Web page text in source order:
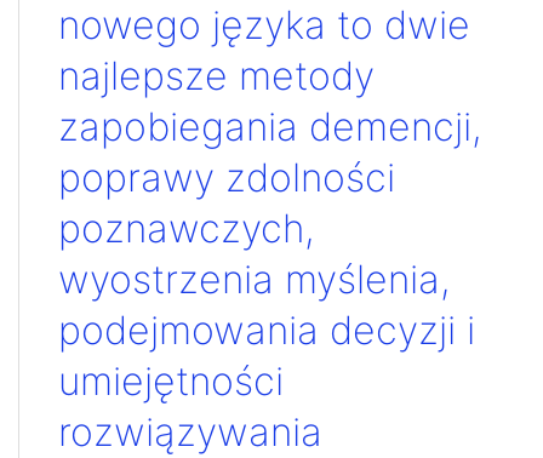
nowego języka to dwie
najlepsze metody
zapobiegania demencji,
poprawy zdolności
poznawczych,
wyostrzenia myślenia,
podejmowania decyzji i
umiejętności
rozwiązywania